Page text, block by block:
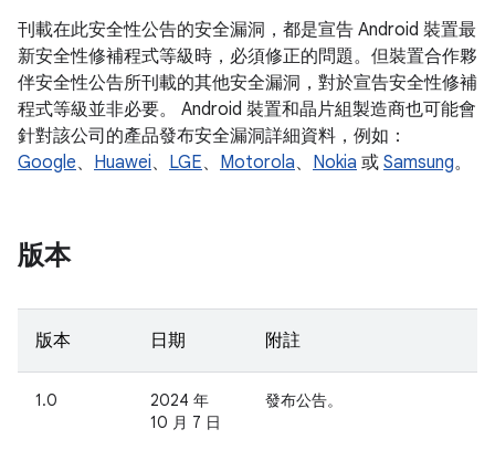
刊載在此安全性公告的安全漏洞，都是宣告 Android 裝置最
新安全性修補程式等級時，必須修正的問題。但裝置合作夥
伴安全性公告所刊載的其他安全漏洞，對於宣告安全性修補
程式等級並非必要。 Android 裝置和晶片組製造商也可能會
針對該公司的產品發布安全漏洞詳細資料，例如：
Google、 Huawei、 LGE、 Motorola、 Nokia 或 Samsung。
版本
版本 日期 附註
1.0
2024 年
10 月 7 日
發布公告。